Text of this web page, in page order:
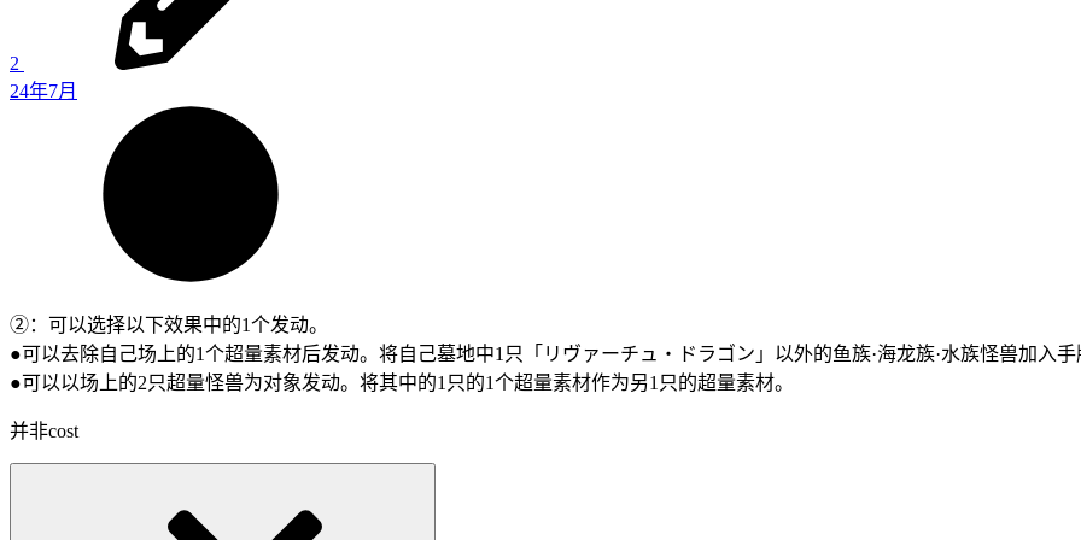
2
24年7月
②：可以选择以下效果中的1个发动。
●可以去除自己场上的1个超量素材后发动。将自己墓地中1只「リヴァーチュ・ドラゴン」以外的鱼族·海龙族·水族怪兽加入手
●可以以场上的2只超量怪兽为对象发动。将其中的1只的1个超量素材作为另1只的超量素材。
并非cost